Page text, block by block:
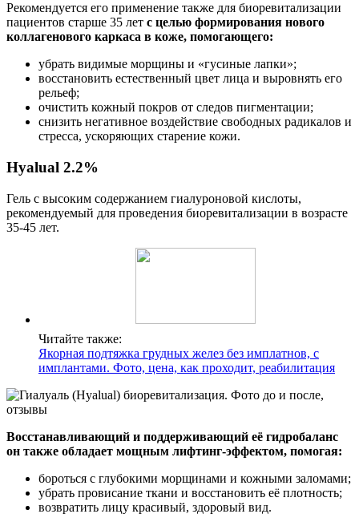
Рекомендуется его применение также для биоревитализации
пациентов старше 35 лет с целью формирования нового
коллагенового каркаса в коже, помогающего:
убрать видимые морщины и «гусиные лапки»;
восстановить естественный цвет лица и выровнять его
рельеф;
очистить кожный покров от следов пигментации;
снизить негативное воздействие свободных радикалов и
стресса, ускоряющих старение кожи.
Hyalual 2.2%
Гель с высоким содержанием гиалуроновой кислоты,
рекомендуемый для проведения биоревитализации в возрасте
35-45 лет.
Читайте также:
Якорная подтяжка грудных желез без имплатнов, с
имплантами. Фото, цена, как проходит, реабилитация
Восстанавливающий и поддерживающий её гидробаланс
он также обладает мощным лифтинг-эффектом, помогая:
бороться с глубокими морщинами и кожными заломами;
убрать провисание ткани и восстановить её плотность;
возвратить лицу красивый, здоровый вид.